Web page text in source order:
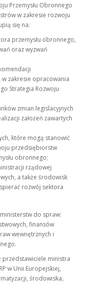
Przemysłu Obronnego
w zakresie rozwoju
się na:
przemysłu obronnego,
oraz wyzwań
zakresie opracowania
Strategia Rozwoju
zmian legislacyjnych
założeń zawartych
które mogą stanowić
przedsiębiorstw
obronnego;
rządowej
a także środowisk
rozwój sektora
do spraw:
finansów
wewnętrznych i
przedstawiciele ministra
w Unii Europejskiej,
środowiska,